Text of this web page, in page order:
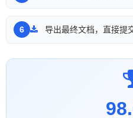
导出最终文档，直接提